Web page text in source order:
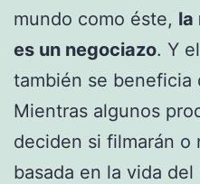
mundo como éste, la
es un negociazo. Y
también se beneficia
Mientras algunos
deciden si filmarán o
basada en la vida del